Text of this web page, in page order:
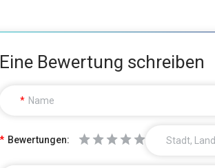
Eine Bewertung schreiben
Name
Bewertungen: Stadt, Land